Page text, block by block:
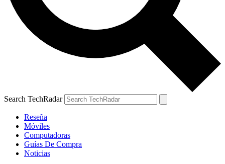
Search TechRadar
Reseña
Móviles
Computadoras
Guías De Compra
Noticias